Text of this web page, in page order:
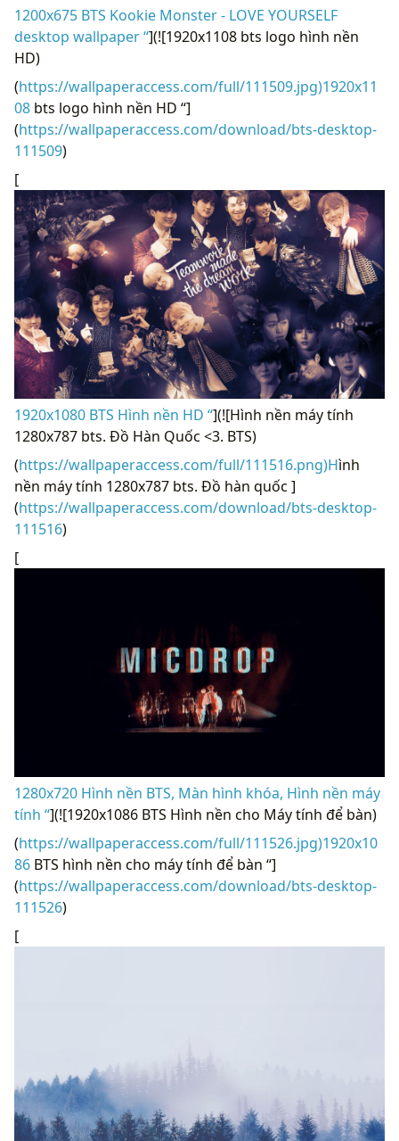
1200x675 BTS Kookie Monster - LOVE YOURSELF
desktop wallpaper “](![1920x1108 bts logo hình nền
HD)
(https://wallpaperaccess.com/full/111509.jpg)1920x11
08 bts logo hình nền HD “]
(https://wallpaperaccess.com/download/bts-desktop-
111509)
[
1920x1080 BTS Hình nền HD “](![Hình nền máy tính
1280x787 bts. Đồ Hàn Quốc <3. BTS)
(https://wallpaperaccess.com/full/111516.png)Hình
nền máy tính 1280x787 bts. Đồ hàn quốc ]
(https://wallpaperaccess.com/download/bts-desktop-
111516)
[
1280x720 Hình nền BTS, Màn hình khóa, Hình nền máy
tính “](![1920x1086 BTS Hình nền cho Máy tính để bàn)
(https://wallpaperaccess.com/full/111526.jpg)1920x10
86 BTS hình nền cho máy tính để bàn “]
(https://wallpaperaccess.com/download/bts-desktop-
111526)
[